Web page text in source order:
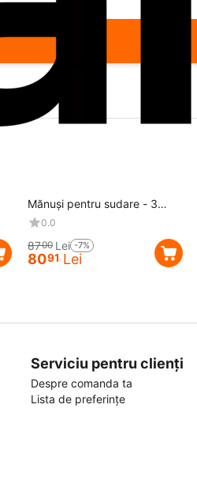
Mănuși pentru sudare - 3
perechi
0.0
8091 Lei
8700 Lei -7%
Serviciu pentru clienți
Despre comanda ta
Lista de preferințe